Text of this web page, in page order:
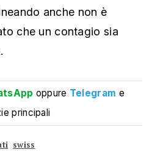
anche non è
che un contagio sia
oppure Telegram e
principali
swiss